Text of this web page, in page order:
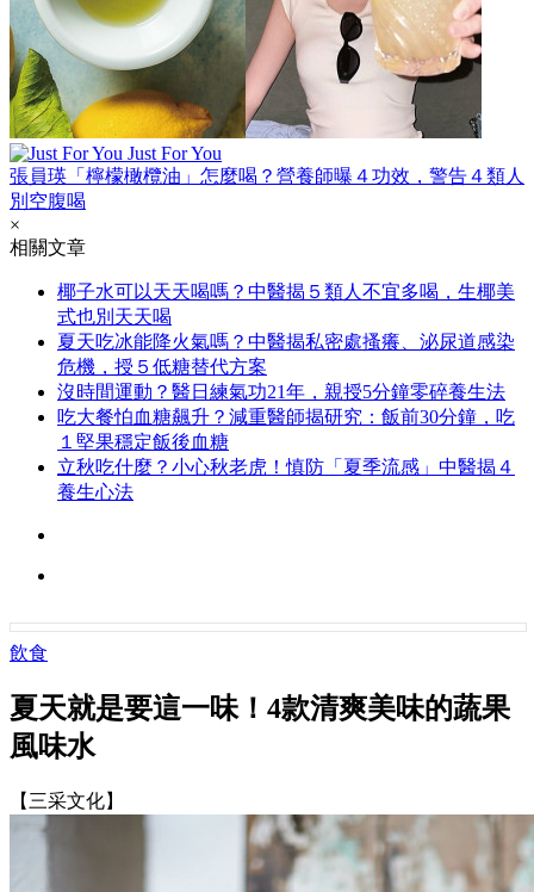
Just For You
張員瑛「檸檬橄欖油」怎麼喝？營養師曝４功效，警告４類人
別空腹喝
×
相關文章
椰子水可以天天喝嗎？中醫揭５類人不宜多喝，生椰美
式也別天天喝
夏天吃冰能降火氣嗎？中醫揭私密處搔癢、泌尿道感染
危機，授５低糖替代方案
沒時間運動？醫日練氣功21年，親授5分鐘零碎養生法
吃大餐怕血糖飆升？減重醫師揭研究：飯前30分鐘，吃
１堅果穩定飯後血糖
立秋吃什麼？小心秋老虎！慎防「夏季流感」中醫揭４
養生心法
飲食
夏天就是要這一味！4款清爽美味的蔬果
風味水
【三采文化】